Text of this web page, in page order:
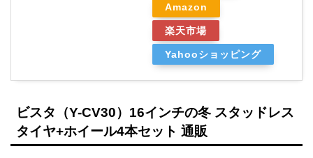
Amazon
楽天市場
Yahooショッピング
ビスタ（Y-CV30）16インチの冬 スタッドレス
タイヤ+ホイール4本セット 通販